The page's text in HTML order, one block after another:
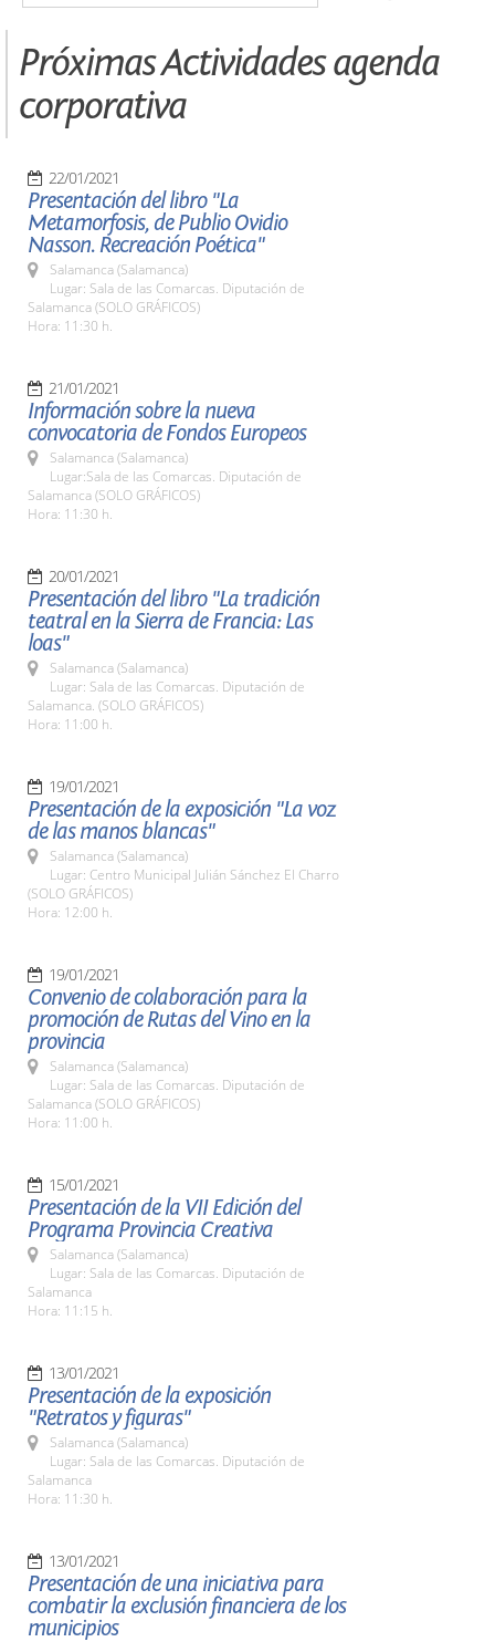
Próximas Actividades agenda
corporativa
22/01/2021
Presentación del libro "La
Metamorfosis, de Publio Ovidio
Nasson. Recreación Poética"
Salamanca (Salamanca)
Lugar: Sala de las Comarcas. Diputación de
Salamanca (SOLO GRÁFICOS)
Hora: 11:30 h.
21/01/2021
Información sobre la nueva
convocatoria de Fondos Europeos
Salamanca (Salamanca)
Lugar:Sala de las Comarcas. Diputación de
Salamanca (SOLO GRÁFICOS)
Hora: 11:30 h.
20/01/2021
Presentación del libro "La tradición
teatral en la Sierra de Francia: Las
loas"
Salamanca (Salamanca)
Lugar: Sala de las Comarcas. Diputación de
Salamanca. (SOLO GRÁFICOS)
Hora: 11:00 h.
19/01/2021
Presentación de la exposición "La voz
de las manos blancas"
Salamanca (Salamanca)
Lugar: Centro Municipal Julián Sánchez El Charro
(SOLO GRÁFICOS)
Hora: 12:00 h.
19/01/2021
Convenio de colaboración para la
promoción de Rutas del Vino en la
provincia
Salamanca (Salamanca)
Lugar: Sala de las Comarcas. Diputación de
Salamanca (SOLO GRÁFICOS)
Hora: 11:00 h.
15/01/2021
Presentación de la VII Edición del
Programa Provincia Creativa
Salamanca (Salamanca)
Lugar: Sala de las Comarcas. Diputación de
Salamanca
Hora: 11:15 h.
13/01/2021
Presentación de la exposición
"Retratos y figuras"
Salamanca (Salamanca)
Lugar: Sala de las Comarcas. Diputación de
Salamanca
Hora: 11:30 h.
13/01/2021
Presentación de una iniciativa para
combatir la exclusión financiera de los
municipios